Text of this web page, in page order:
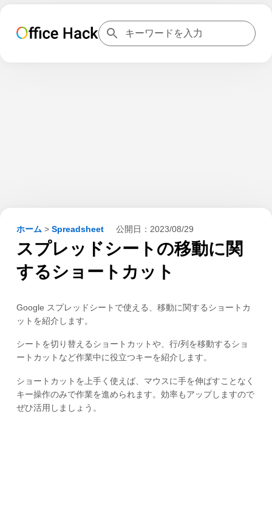
ホーム > Spreadsheet 公開日： 2023/08/29
スプレッドシートの移動に関
するショートカット
Google スプレッドシートで使える、移動に関するショートカ
ットを紹介します。
シートを切り替えるショートカットや、行/列を移動するショ
ートカットなど作業中に役立つキーを紹介します。
ショートカットを上手く使えば、マウスに手を伸ばすことなく
キー操作のみで作業を進められます。効率もアップしますので
ぜひ活用しましょう。